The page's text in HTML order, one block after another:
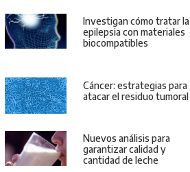
Investigan cómo tratar la
epilepsia con materiales
biocompatibles
Cáncer: estrategias para
atacar el residuo tumoral
Nuevos análisis para
garantizar calidad y
cantidad de leche